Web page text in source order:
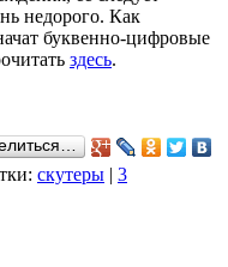
недорого. Как
буквенно-цифровые
здесь.
скутеры | 3